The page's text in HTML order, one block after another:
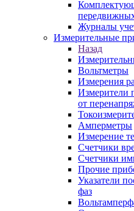
Журналы
Измерительные
Назад
Вольтметры
Измерения
Измерители
от
Амперметры
Измерение
Счетчики
Счетчики
Прочие
Указатели
фаз